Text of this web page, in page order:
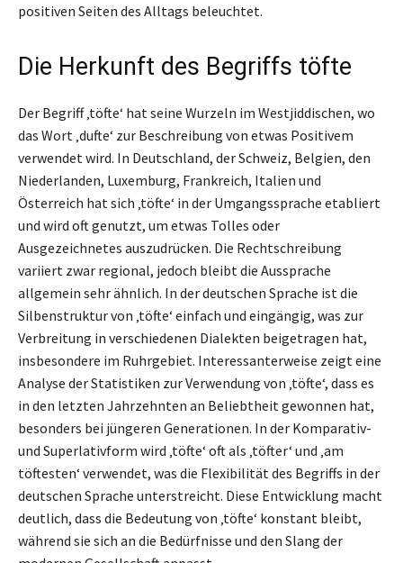
positiven Seiten des Alltags beleuchtet.
Die Herkunft des Begriffs töfte
Der Begriff ‚töfte‘ hat seine Wurzeln im Westjiddischen, wo
das Wort ‚dufte‘ zur Beschreibung von etwas Positivem
verwendet wird. In Deutschland, der Schweiz, Belgien, den
Niederlanden, Luxemburg, Frankreich, Italien und
Österreich hat sich ‚töfte‘ in der Umgangssprache etabliert
und wird oft genutzt, um etwas Tolles oder
Ausgezeichnetes auszudrücken. Die Rechtschreibung
variiert zwar regional, jedoch bleibt die Aussprache
allgemein sehr ähnlich. In der deutschen Sprache ist die
Silbenstruktur von ‚töfte‘ einfach und eingängig, was zur
Verbreitung in verschiedenen Dialekten beigetragen hat,
insbesondere im Ruhrgebiet. Interessanterweise zeigt eine
Analyse der Statistiken zur Verwendung von ‚töfte‘, dass es
in den letzten Jahrzehnten an Beliebtheit gewonnen hat,
besonders bei jüngeren Generationen. In der Komparativ-
und Superlativform wird ‚töfte‘ oft als ‚töfter‘ und ‚am
töftesten‘ verwendet, was die Flexibilität des Begriffs in der
deutschen Sprache unterstreicht. Diese Entwicklung macht
deutlich, dass die Bedeutung von ‚töfte‘ konstant bleibt,
während sie sich an die Bedürfnisse und den Slang der